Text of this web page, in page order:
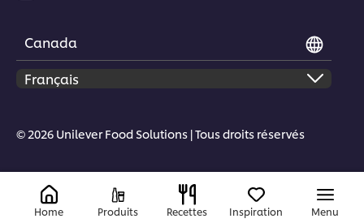
Canada
© 2026 Unilever Food Solutions | Tous droits réservés
Home Produits Recettes Inspiration Menu